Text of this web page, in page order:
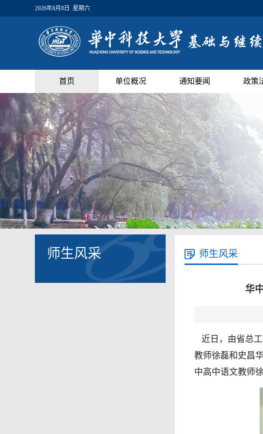
2026年8月8日 星期六
首页 单位概况 通知要闻 政策
师生风采 师生风采
华
近日，由省总
教师徐磊和史昌
中高中语文教师